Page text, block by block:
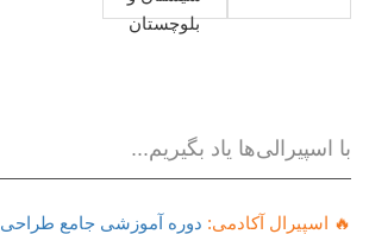
با اسپیرالی‌ها یاد بگیریم...
🔥 اسپیرال آکادمی: دوره آموزشی جامع طراحی UX و UI